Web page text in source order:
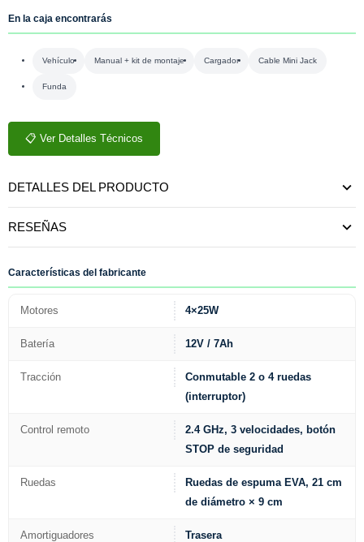
En la caja encontrarás
Vehículo Manual + kit de montaje Cargador Cable Mini Jack
Funda
📋 Ver Detalles Técnicos
DETALLES DEL PRODUCTO
RESEÑAS
Características del fabricante
Motores 4×25W
Batería 12V / 7Ah
Tracción
Conmutable 2 o 4 ruedas
(interruptor)
Control remoto
2.4 GHz, 3 velocidades, botón
STOP de seguridad
Ruedas
Ruedas de espuma EVA, 21 cm
de diámetro × 9 cm
Amortiguadores Trasera